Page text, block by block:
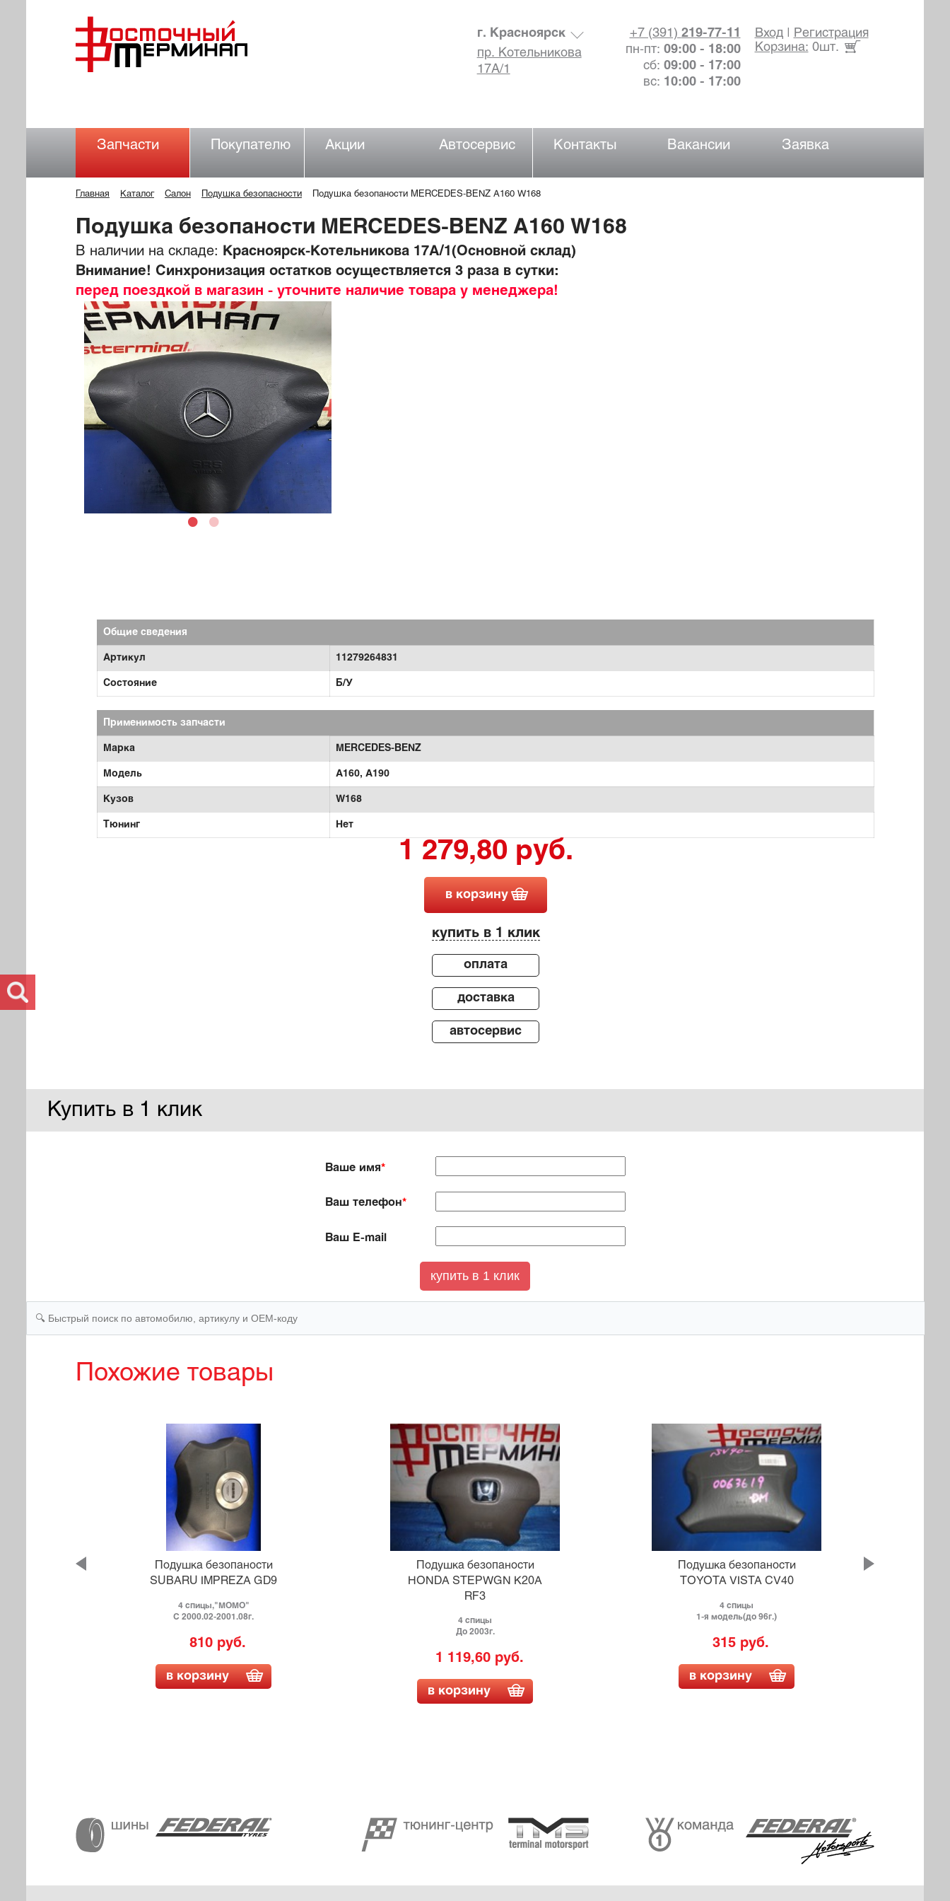
Вход|
Регистрация
Корзина: 0шт.
+7 (391) 219-77-11
пн-пт: 09:00 - 18:00
сб: 09:00 - 17:00
вс: 10:00 - 17:00
г. Красноярск
пр. Котельникова
17А/1
Запчасти Покупателю Акции Автосервис Контакты Вакансии Заявка
Главная Каталог Салон Подушка безопасности Подушка безопаности MERCEDES-BENZ A160 W168
Подушка безопаности MERCEDES-BENZ A160 W168
В наличии на складе:
Красноярск-Котельникова 17А/1(Основной склад)
Внимание! Синхронизация остатков осуществляется 3 раза в сутки:
перед поездкой в магазин - уточните наличие товара у менеджера!
Общие сведения
Артикул 11279264831
Состояние Б/У
Применимость запчасти
Марка MERCEDES-BENZ
Модель A160, A190
Кузов W168
Тюнинг Нет
1 279,80 руб.
в корзину
купить в 1 клик
оплата
доставка
автосервис
Купить в 1 клик
Ваше имя*
Ваш телефон*
Ваш E-mail
Похожие товары
Подушка безопаности
SUBARU IMPREZA GD9
4 спицы,"МОМО"
С 2000.02-2001.08г.
810 руб.
в корзину
Подушка безопаности
HONDA STEPWGN K20A
RF3
4 спицы
До 2003г.
1 119,60 руб.
в корзину
Подушка безопаности
TOYOTA VISTA CV40
4 спицы
1-я модель(до 96г.)
315 руб.
в корзину